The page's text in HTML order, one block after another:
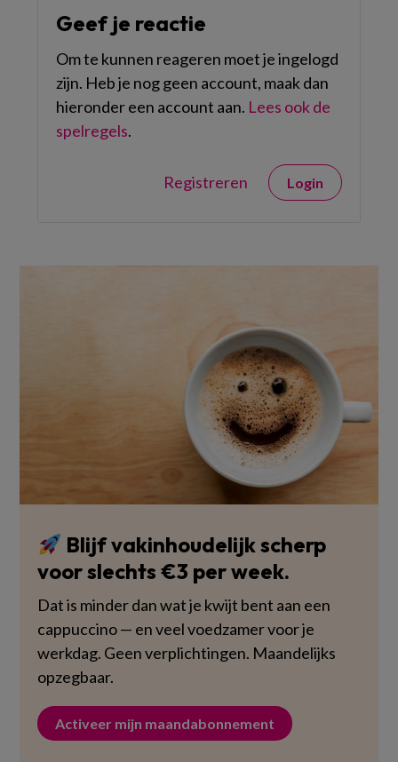
Geef je reactie
Om te kunnen reageren moet je ingelogd
zijn. Heb je nog geen account, maak dan
hieronder een account aan. Lees ook de
spelregels.
Registreren Login
Blijf vakinhoudelijk scherp
voor slechts €3 per week.
Dat is minder dan wat je kwijt bent aan een
cappuccino — en veel voedzamer voor je
werkdag. Geen verplichtingen. Maandelijks
opzegbaar.
Activeer mijn maandabonnement